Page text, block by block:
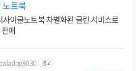
트북
이클노트북 차별화된 클린 서비스로
매
광고